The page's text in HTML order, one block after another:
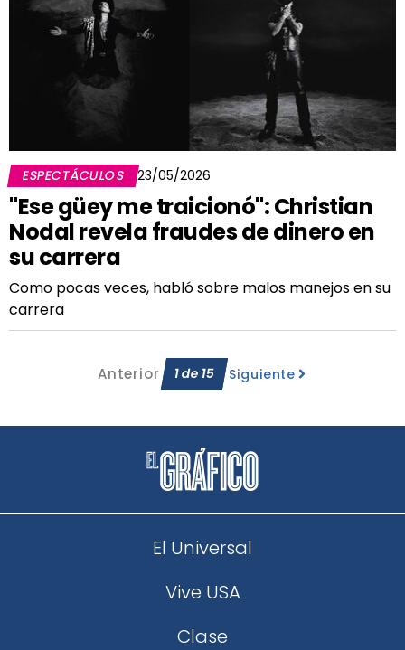
ESPECTÁCULOS 23/05/2026
"Ese güey me traicionó": Christian
Nodal revela fraudes de dinero en
su carrera
Como pocas veces, habló sobre malos manejos en su
carrera
Anterior 1de15 Siguiente
El Universal
Vive USA
Clase